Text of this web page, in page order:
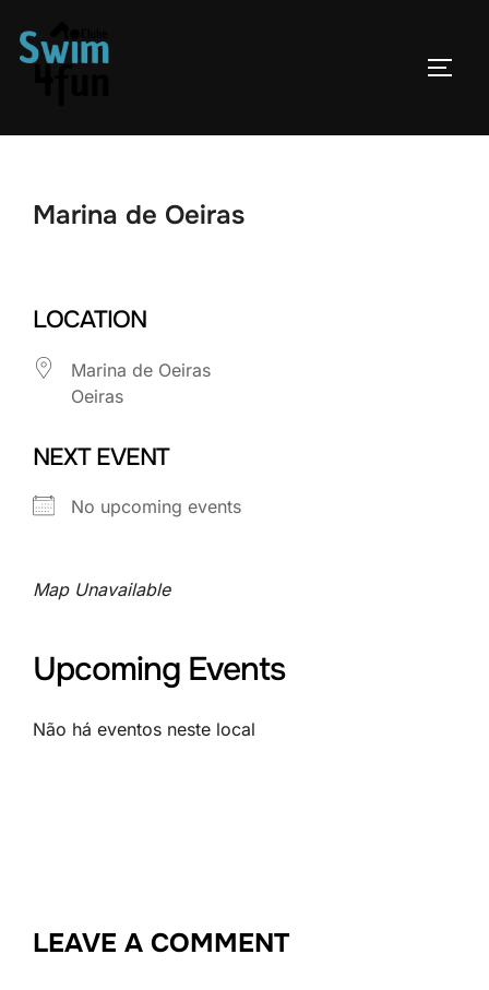
Marina de Oeiras
LOCATION
Marina de Oeiras
Oeiras
NEXT EVENT
No upcoming events
Map Unavailable
Upcoming Events
Não há eventos neste local
LEAVE A COMMENT